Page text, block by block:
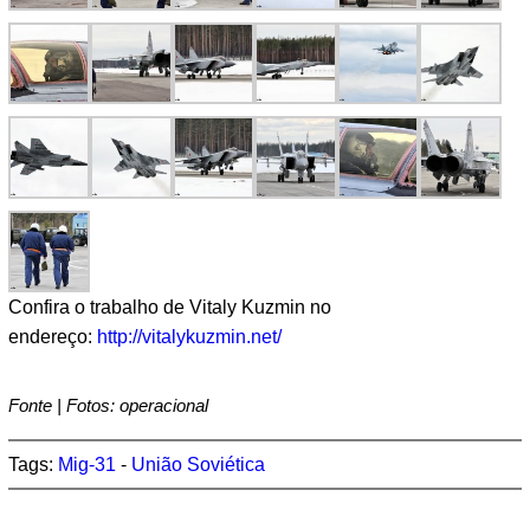
Confira o trabalho de Vitaly Kuzmin no
endereço: http://vitalykuzmin.net/
Fonte | Fotos: operacional
Tags: Mig-31 - União Soviética